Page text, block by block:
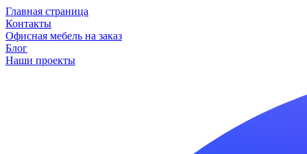
Главная страница
Контакты
Офисная мебель на заказ
Блог
Наши проекты